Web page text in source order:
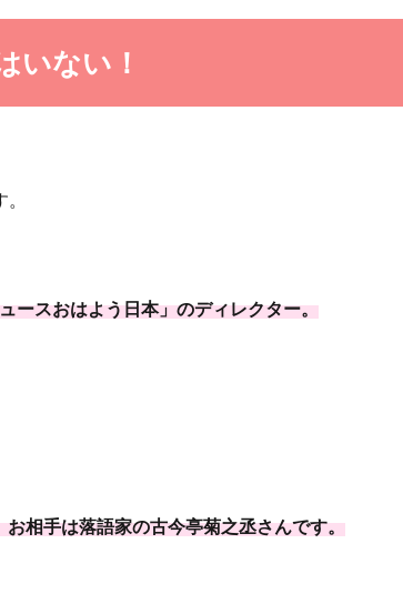
いない！
ースおはよう日本」のディレクター。
相手は落語家の古今亭菊之丞さんです。